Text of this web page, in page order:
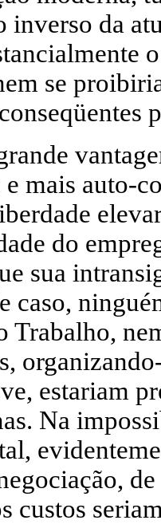
inverso da
se
mais auto-
do
sua
caso,
Trabalho,
estariam
Na
custos